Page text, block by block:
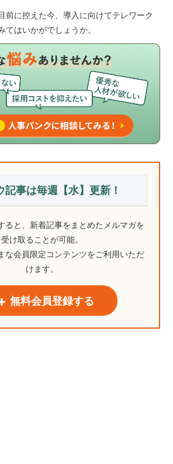
前に控えた今、導入に向けてテレワーク
てはいかがでしょうか。
記事は毎週【水】更新！
ると、新着記事をまとめたメルマガを
受け取ることが可能。
な会員限定コンテンツをご利用いただ
けます。
無料会員登録する